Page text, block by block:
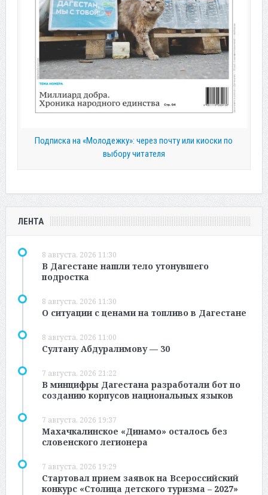
Подписка на «Молодежку»: через почту или киоски по
выбору читателя
ЛЕНТА
8 августа, 2026 11:30
В Дагестане нашли тело утонувшего
подростка
8 августа, 2026 11:30
О ситуации с ценами на топливо в Дагестане
8 августа, 2026 11:00
Султану Абдуралимову — 30
7 августа, 2026 21:22
В минцифры Дагестана разработали бот по
созданию корпусов национальных языков
7 августа, 2026 19:37
Махачкалинское «Динамо» осталось без
словенского легионера
7 августа, 2026 19:29
Стартовал прием заявок на Всероссийский
конкурс «Столица детского туризма – 2027»